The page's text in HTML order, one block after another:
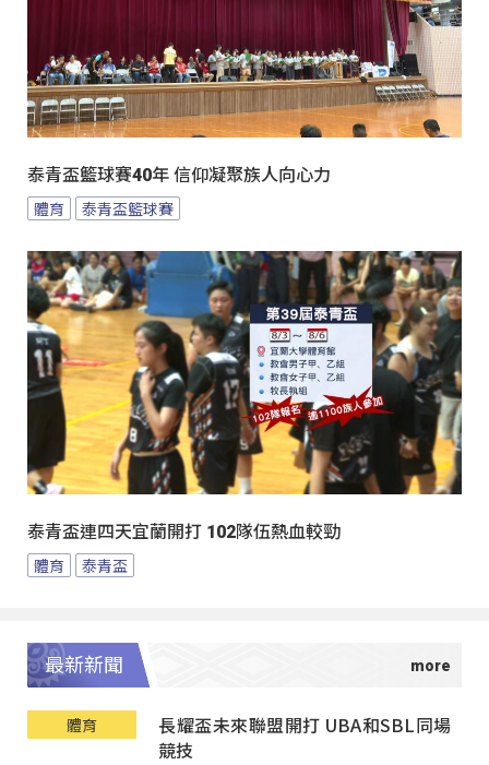
泰青盃籃球賽40年 信仰凝聚族人向心力
體育 泰青盃籃球賽
泰青盃連四天宜蘭開打 102隊伍熱血較勁
體育 泰青盃
最新新聞
體育
長耀盃未來聯盟開打 UBA和SBL同場
競技